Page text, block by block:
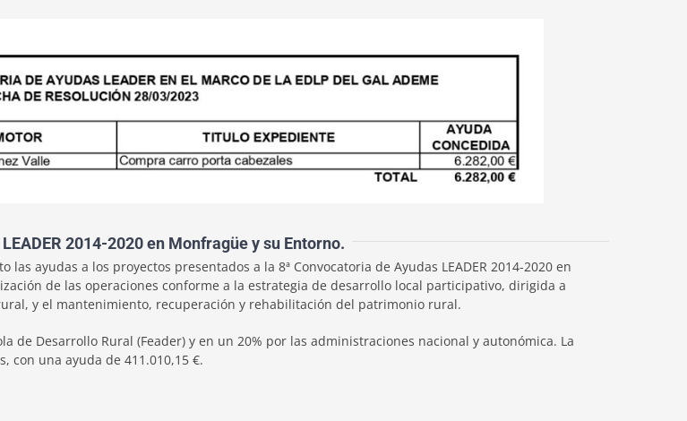
2014-2020 en Monfragüe y su Entorno.
ayudas a los proyectos presentados a la 8ª Convocatoria de Ayudas LEADER 2014-2020 en
de las operaciones conforme a la estrategia de desarrollo local participativo, dirigida a
y el mantenimiento, recuperación y rehabilitación del patrimonio rural.
de Desarrollo Rural (Feader) y en un 20% por las administraciones nacional y autonómica. La
con una ayuda de 411.010,15 €.